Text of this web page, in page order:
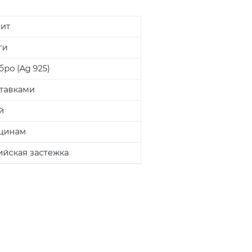
(Ag 925)
застежка